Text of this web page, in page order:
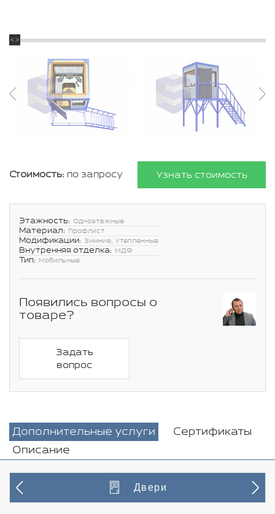
Стоимость: по запросу Узнать стоимость
Этажность: Одноэтажные
Материал: Профлист
Модификации: Зимние, Утепленные
Внутренняя отделка: МДФ
Тип: Мобильные
Появились вопросы о
товаре?
Задать
вопрос
Дополнительные услуги
Сертификаты
Описание
Двери